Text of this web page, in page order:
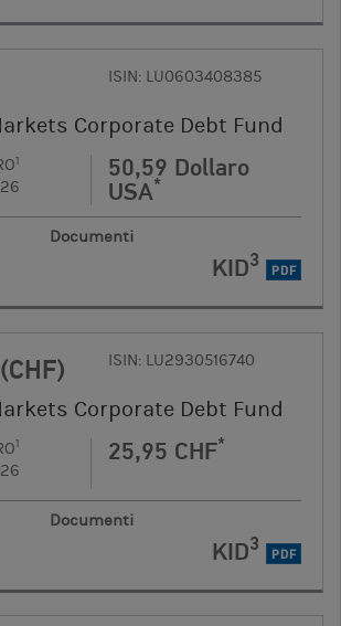
ISIN: LU0603408385
Corporate Debt Fund
1
50,59 Dollaro
USA*
Documenti
KID3 PDF
ISIN: LU2930516740
Corporate Debt Fund
1 25,95 CHF*
Documenti
KID3 PDF